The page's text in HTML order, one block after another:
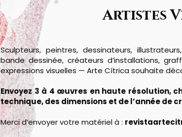
Artistes
Sculpteurs, peintres, dessinateurs,
bande dessinée, créateurs d’installations,
expressions visuelles — Arte Cítrica souhaite
Envoyez 3 à 4 œuvres en haute résolution,
technique, des dimensions et de l’année de
Merci d’envoyer votre matériel à :